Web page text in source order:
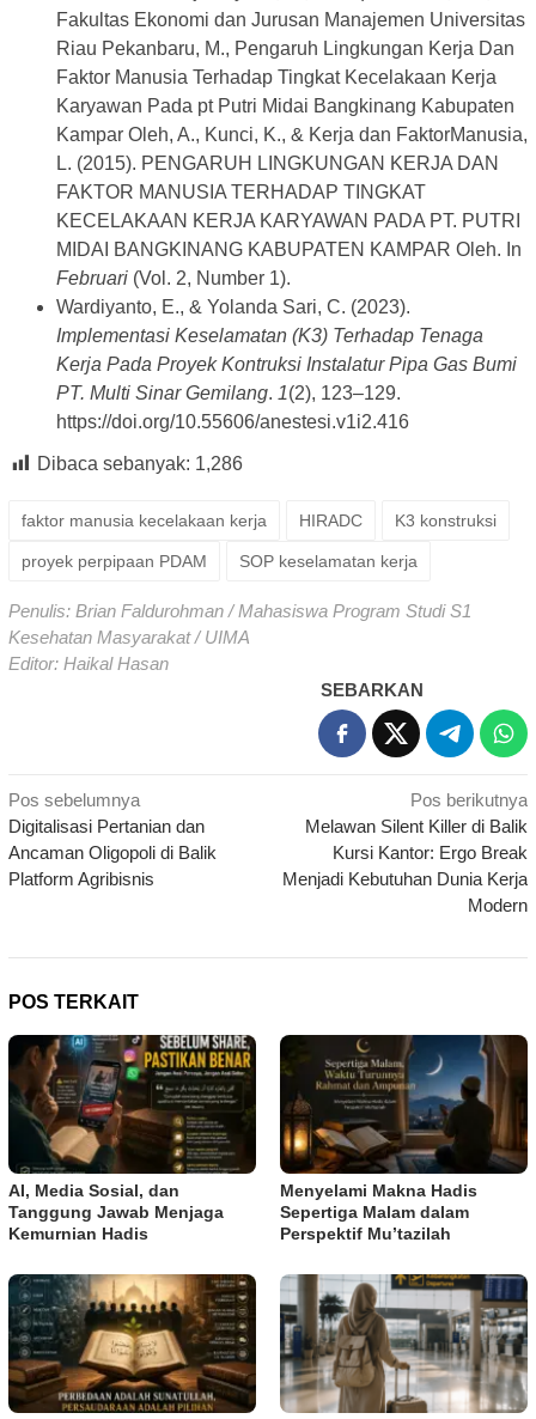
Fakultas Ekonomi dan Jurusan Manajemen Universitas
Riau Pekanbaru, M., Pengaruh Lingkungan Kerja Dan
Faktor Manusia Terhadap Tingkat Kecelakaan Kerja
Karyawan Pada pt Putri Midai Bangkinang Kabupaten
Kampar Oleh, A., Kunci, K., & Kerja dan FaktorManusia,
L. (2015). PENGARUH LINGKUNGAN KERJA DAN
FAKTOR MANUSIA TERHADAP TINGKAT
KECELAKAAN KERJA KARYAWAN PADA PT. PUTRI
MIDAI BANGKINANG KABUPATEN KAMPAR Oleh. In
Februari (Vol. 2, Number 1).
Wardiyanto, E., & Yolanda Sari, C. (2023).
Implementasi Keselamatan (K3) Terhadap Tenaga
Kerja Pada Proyek Kontruksi Instalatur Pipa Gas Bumi
PT. Multi Sinar Gemilang. 1(2), 123–129.
https://doi.org/10.55606/anestesi.v1i2.416
Dibaca sebanyak: 1,286
faktor manusia kecelakaan kerja HIRADC K3 konstruksi
proyek perpipaan PDAM SOP keselamatan kerja
Penulis: Brian Faldurohman / Mahasiswa Program Studi S1
Kesehatan Masyarakat / UIMA
Editor: Haikal Hasan
SEBARKAN
Navigasi
pos
Pos sebelumnya
Digitalisasi Pertanian dan
Ancaman Oligopoli di Balik
Platform Agribisnis
Pos berikutnya
Melawan Silent Killer di Balik
Kursi Kantor: Ergo Break
Menjadi Kebutuhan Dunia Kerja
Modern
POS TERKAIT
AI, Media Sosial, dan
Tanggung Jawab Menjaga
Kemurnian Hadis
Menyelami Makna Hadis
Sepertiga Malam dalam
Perspektif Mu’tazilah